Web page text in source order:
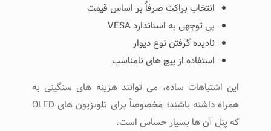
انتخاب براکت صرفاً بر اساس قیمت
بی‌ توجهی به استاندارد VESA
نادیده گرفتن نوع دیوار
استفاده از پیچ‌ های نامناسب
این اشتباهات ساده، می ‌توانند هزینه‌ های سنگینی به
همراه داشته باشند؛ مخصوصاً برای تلویزیون ‌های OLED
که پنل آن ‌ها بسیار حساس است.